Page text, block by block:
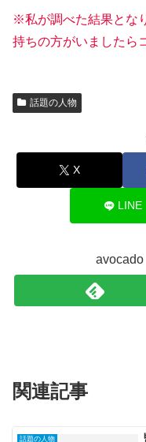
※私が調べた結果とな
持ちの方がいましたら
話題の人物
X
LINE
関連記事
話題の人物